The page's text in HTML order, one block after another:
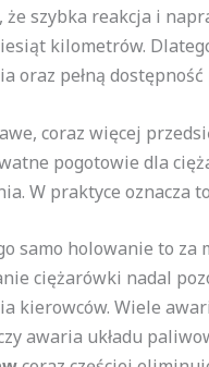
że szybka reakcja i
kilometrów.
oraz pełną dostępność
coraz więcej
pogotowie dla
W praktyce oznacza
samo holowanie to za
ciężarówki nadal
kierowców. Wiele
awaria układu